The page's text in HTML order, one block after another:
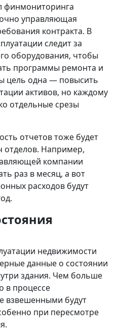
финмониторинга
управляющая
контракта. В
следит за
оборудования, чтобы
программы ремонта и
цель одна — повысить
активов, но каждому
отдельные срезы
отчетов тоже будет
отделов. Например,
компании
раз в месяц, а вот
расходов будут
недвижимости
данные о состоянии
здания. Чем больше
в процессе
взвешенными будут
при пересмотре